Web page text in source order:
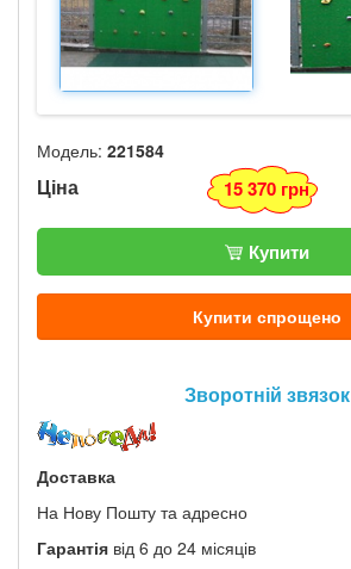
Модель: 221584
Ціна 15 370 грн
Купити
Купити спрощено
Зворотній звязок
Доставка
На Нову Пошту та адресно
Гарантія від 6 до 24 місяців